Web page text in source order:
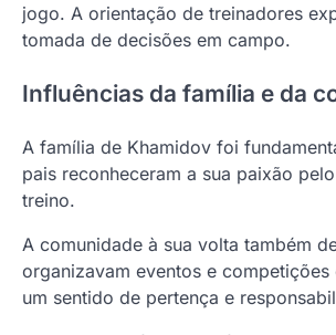
jogo. A orientação de treinadores
tomada de decisões em campo.
Influências da família e da
A família de Khamidov foi
pais reconheceram a sua paixão
treino.
A comunidade à sua volta também
organizavam eventos e
um sentido de pertença e